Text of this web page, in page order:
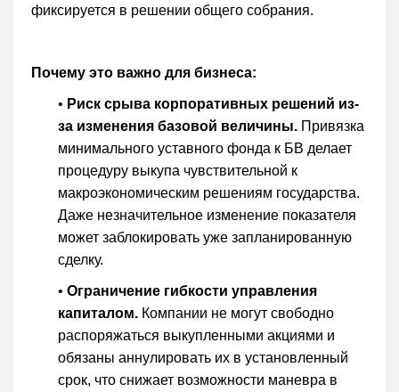
фиксируется в решении общего собрания.
Почему это важно для бизнеса:
• Риск срыва корпоративных решений из-
за изменения базовой величины. Привязка
минимального уставного фонда к БВ делает
процедуру выкупа чувствительной к
макроэкономическим решениям государства.
Даже незначительное изменение показателя
может заблокировать уже запланированную
сделку.
• Ограничение гибкости управления
капиталом. Компании не могут свободно
распоряжаться выкупленными акциями и
обязаны аннулировать их в установленный
срок, что снижает возможности маневра в